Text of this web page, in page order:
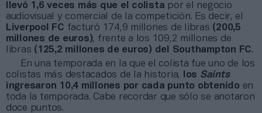
llevó 1,6 veces más que el colista por el negocio
audiovisual y comercial de la competición. Es decir, el
Liverpool FC facturó 174,9 millones de libras (200,5
millones de euros), frente a los 109,2 millones de
libras (125,2 millones de euros) del Southampton FC.
En una temporada en la que el colista fue uno de los
colistas más destacados de la historia,
los Saints
ingresaron 10,4 millones por cada punto obtenido en
toda la temporada. Cabe recordar que sólo se anotaron
doce puntos.